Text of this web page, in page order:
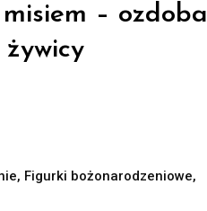
– ozdoba
, Figurki bożonarodzeniowe,